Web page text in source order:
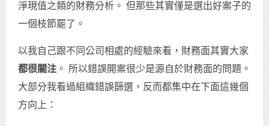
淨現值之類的財務分析。 但那些其實僅是選出好案子的
一個枝節罷了。
以我自己跟不同公司相處的經驗來看，財務面其實大家
都很關注 。 所以錯誤開案很少是源自於財務面的問題。
大部分我看過組織錯誤篩選，反而都集中在下面這幾個
方向上：